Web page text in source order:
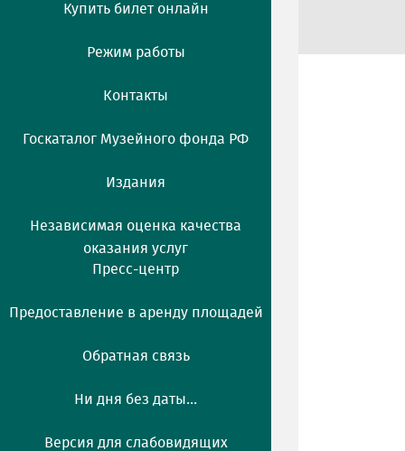
Купить билет онлайн
Режим работы
Контакты
Госкаталог Музейного фонда РФ
Издания
Независимая оценка качества
оказания услуг
Пресс-центр
Предоставление в аренду площадей
Обратная связь
Ни дня без даты...
Версия для слабовидящих